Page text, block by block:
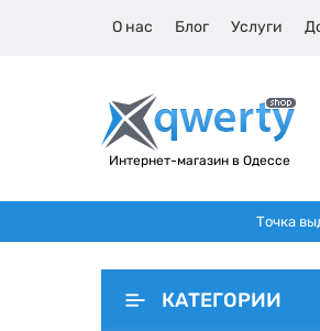
О нас Блог Услуги
Интернет-магазин в Одессе
Точка
КАТЕГОРИИ